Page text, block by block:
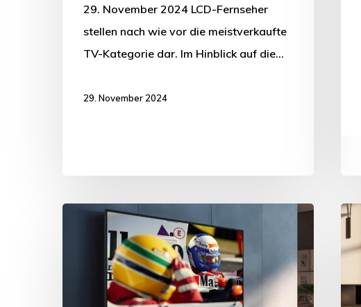
29. November 2024 LCD-Fernseher
stellen nach wie vor die meistverkaufte
TV-Kategorie dar. Im Hinblick auf die…
29. November 2024